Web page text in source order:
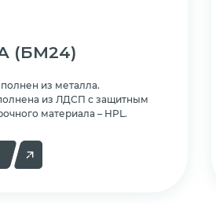
(БМ24)
из металла.
из ЛДСП с защитным
материала – HPL.